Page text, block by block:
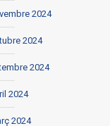
2024
2024
2024
2024
2024